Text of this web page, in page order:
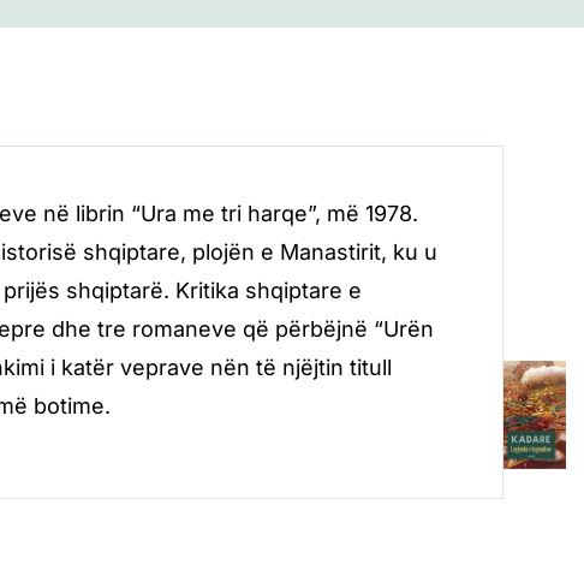
në librin “Ura me tri harqe”, më 1978.
shqiptare, plojën e Manastirit, ku u
shqiptarë. Kritika shqiptare e
dhe tre romaneve që përbëjnë “Urën
i katër veprave nën të njëjtin titull
botime.